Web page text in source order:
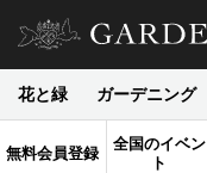
花と緑 ガーデニング
無料会員登録
全国のイベン
ト